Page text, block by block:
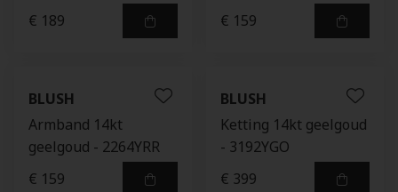
€ 189
€ 159
BLUSH
Armband 14kt
geelgoud - 2264YRR
€ 159
BLUSH
Ketting 14kt geelgoud
- 3192YGO
€ 399